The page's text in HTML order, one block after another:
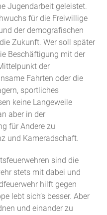
Jugendarbeit geleistet.
für die Freiwillige
der demografischen
Zukunft. Wer soll später
Beschäftigung mit der
der
Fahrten oder die
sportliches
keine Langeweile
aber in der
für Andere zu
und Kameradschaft.
sind die
stets mit dabei und
hilft gegen
lebt sich’s besser. Aber
und einander zu